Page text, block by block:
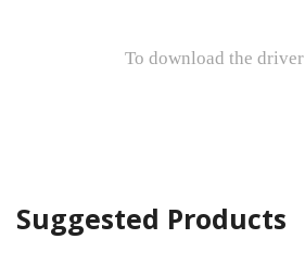
To download the driver
Suggested Products